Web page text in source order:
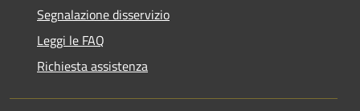
Segnalazione disservizio
Leggi le FAQ
Richiesta assistenza